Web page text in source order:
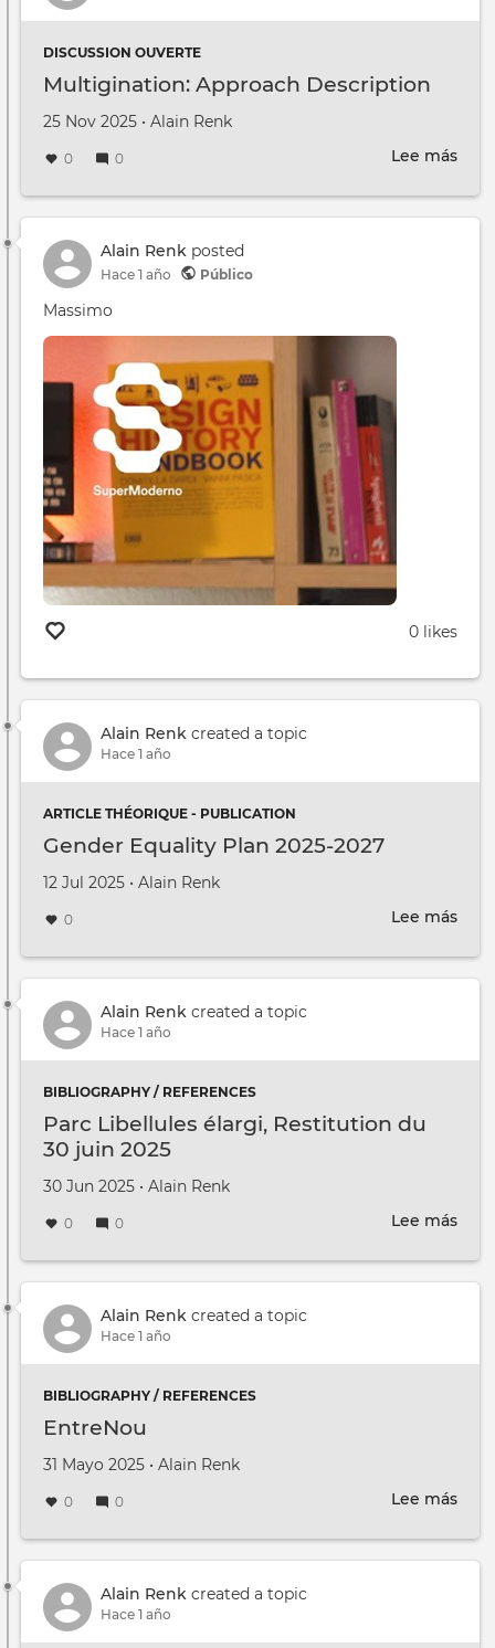
Free
DISCUSSION OUVERTE
Multigination: Approach Description
Creado en
25 Nov 2025 •
por Alain Renk
0 0 Lee más
Alain Renk posted
Hace 1 año Público
Massimo
0 likes
Alain Renk created a topic
Hace 1 año
ARTICLE THÉORIQUE - PUBLICATION
Gender Equality Plan 2025-2027
Creado en
12 Jul 2025 •
por Alain Renk
0 Lee más
Plan
Alain Renk created a topic
Hace 1 año
BIBLIOGRAPHY / REFERENCES
Parc Libellules élargi, Restitution du
30 juin 2025
Creado en
30 Jun 2025 •
por Alain Renk
0 0 Lee más
30
Alain Renk created a topic
Hace 1 año
BIBLIOGRAPHY / REFERENCES
EntreNou
Creado en
31 Mayo 2025 •
por Alain Renk
0 0 Lee más
Alain Renk created a topic
Hace 1 año